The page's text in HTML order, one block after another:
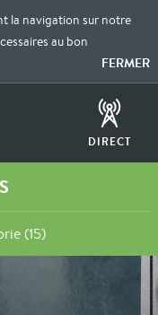
la navigation sur notre
au bon
FERMER
DIRECT
(15)